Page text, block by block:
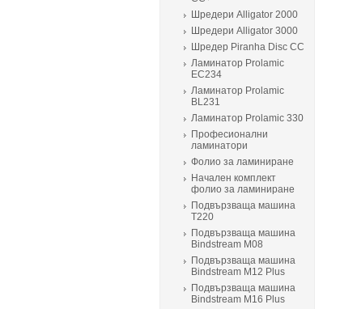
Шредери Alligator 2000
Шредери Alligator 3000
Шредер Piranha Disc CC
Ламинатор Prolamic
ЕС234
Ламинатор Prolamic
BL231
Ламинатор Prolamic 330
Професионални
ламинатори
Фолио за ламиниране
Начален комплект
фолио за ламиниране
Подвързваща машина
T220
Подвързваща машина
Bindstream M08
Подвързваща машина
Bindstream M12 Plus
Подвързваща машина
Bindstream M16 Plus